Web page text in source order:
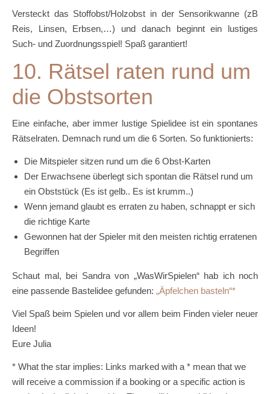
Versteckt das Stoffobst/Holzobst in der Sensorikwanne (zB
Reis, Linsen, Erbsen,…) und danach beginnt ein lustiges
Such- und Zuordnungsspiel! Spaß garantiert!
10. Rätsel raten rund um
die Obstsorten
Eine einfache, aber immer lustige Spielidee ist ein spontanes
Rätselraten. Demnach rund um die 6 Sorten. So funktionierts:
Die Mitspieler sitzen rund um die 6 Obst-Karten
Der Erwachsene überlegt sich spontan die Rätsel rund um
ein Obststück (Es ist gelb.. Es ist krumm..)
Wenn jemand glaubt es erraten zu haben, schnappt er sich
die richtige Karte
Gewonnen hat der Spieler mit den meisten richtig erratenen
Begriffen
Schaut mal, bei Sandra von „WasWirSpielen“ hab ich noch
eine passende Bastelidee gefunden: „Äpfelchen basteln“
Viel Spaß beim Spielen und vor allem beim Finden vieler neuer
Ideen!
Eure Julia
* What the star implies: Links marked with a * mean that we
will receive a commission if a booking or a specific action is